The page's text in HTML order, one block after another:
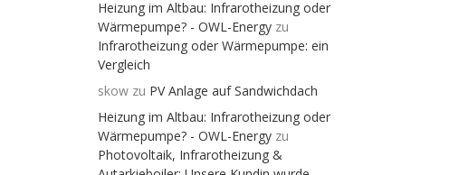
Heizung im Altbau: Infrarotheizung oder
Wärmepumpe? - OWL-Energy zu
Infrarotheizung oder Wärmepumpe: ein
Vergleich
skow zu PV Anlage auf Sandwichdach
Heizung im Altbau: Infrarotheizung oder
Wärmepumpe? - OWL-Energy zu
Photovoltaik, Infrarotheizung &